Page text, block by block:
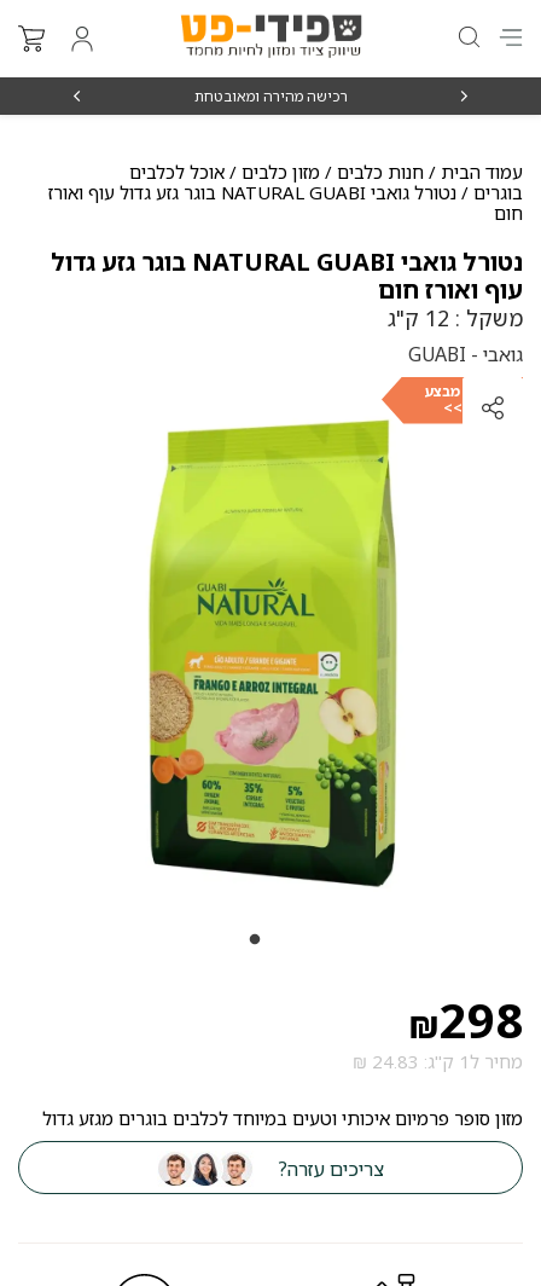
רכישה מהירה ומאובטחת
עמוד הבית / חנות כלבים / מזון כלבים / אוכל לכלבים
בוגרים
/ נטורל גואבי NATURAL GUABI בוגר גזע גדול עוף ואורז
חום
נטורל גואבי NATURAL GUABI בוגר גזע גדול
עוף ואורז חום
משקל : 12 ק"ג
גואבי - GUABI
לבחירת מבצע
כנסו >>
₪298
מחיר ל1 ק"ג: 24.83 ₪
מזון סופר פרמיום איכותי וטעים במיוחד לכלבים בוגרים מגזע גדול
צריכים עזרה?